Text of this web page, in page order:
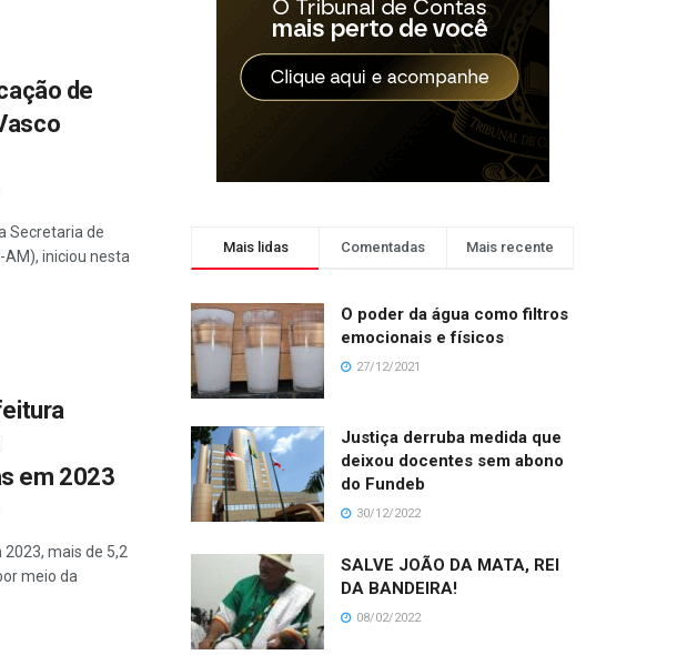
de
Secretaria de
AM), iniciou nesta
em 2023
mais de 5,2
meio da
Mais lidas Comentadas Mais recente
O poder da água como filtros
emocionais e físicos
27/12/2021
Justiça derruba medida que
deixou docentes sem abono
do Fundeb
30/12/2022
SALVE JOÃO DA MATA, REI
DA BANDEIRA!
08/02/2022